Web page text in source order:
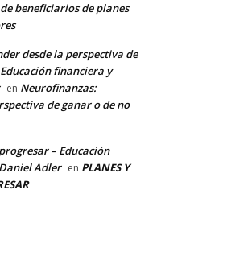
beneficiarios de planes
desde la perspectiva de
financiera y
en Neurofinanzas:
de ganar o de no
– Educación
Adler en PLANES Y